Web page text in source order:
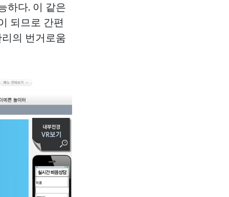
하다. 이 같은
되므로 간편
의 번거로움